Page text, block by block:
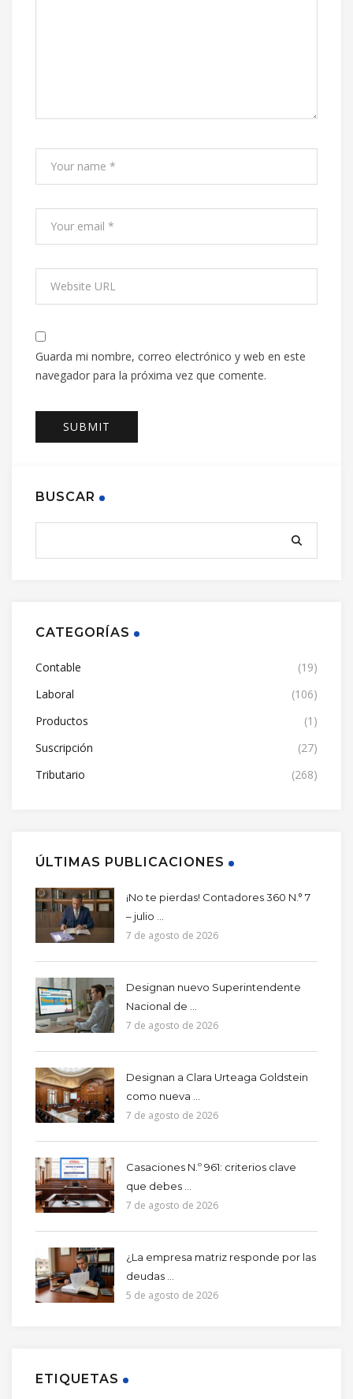
Guarda mi nombre, correo electrónico y web en este
navegador para la próxima vez que comente.
BUSCAR
CATEGORÍAS
Contable
(19)
Laboral
(106)
Productos
(1)
Suscripción
(27)
Tributario
(268)
ÚLTIMAS PUBLICACIONES
¡No te pierdas! Contadores 360 N.° 7
– julio ...
7 de agosto de 2026
Designan nuevo Superintendente
Nacional de ...
7 de agosto de 2026
Designan a Clara Urteaga Goldstein
como nueva ...
7 de agosto de 2026
Casaciones N.º 961: criterios clave
que debes ...
7 de agosto de 2026
¿La empresa matriz responde por las
deudas ...
5 de agosto de 2026
ETIQUETAS